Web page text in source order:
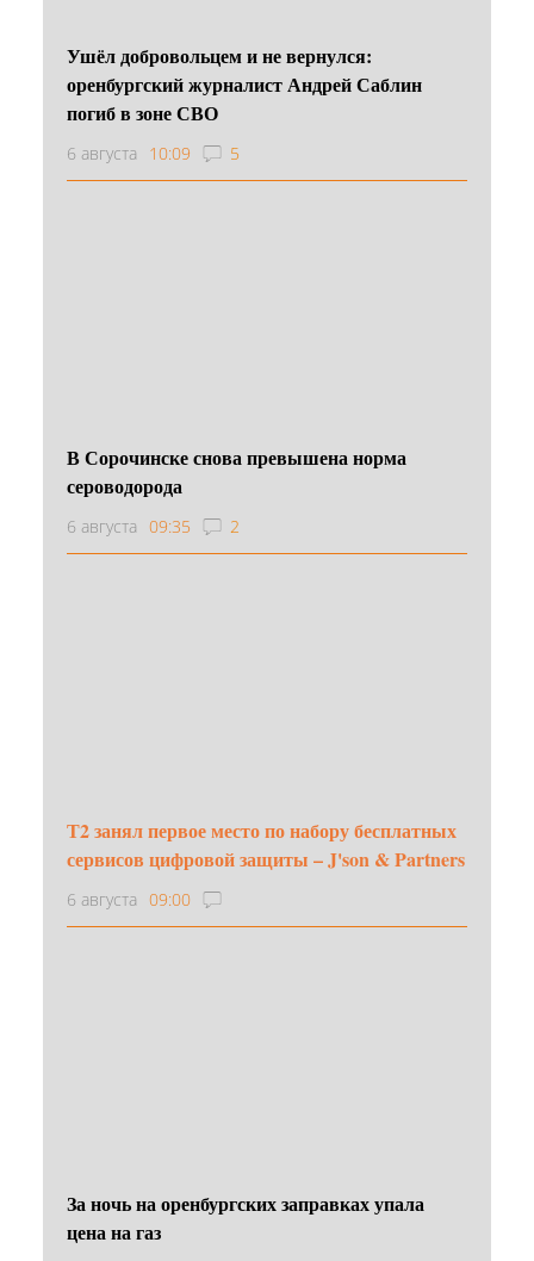
Ушёл добровольцем и не вернулся:
оренбургский журналист Андрей Саблин
погиб в зоне СВО
6 августа 10:09 5
В Сорочинске снова превышена норма
сероводорода
6 августа 09:35 2
Т2 занял первое место по набору бесплатных
сервисов цифровой защиты – J'son & Partners
6 августа 09:00
За ночь на оренбургских заправках упала
цена на газ